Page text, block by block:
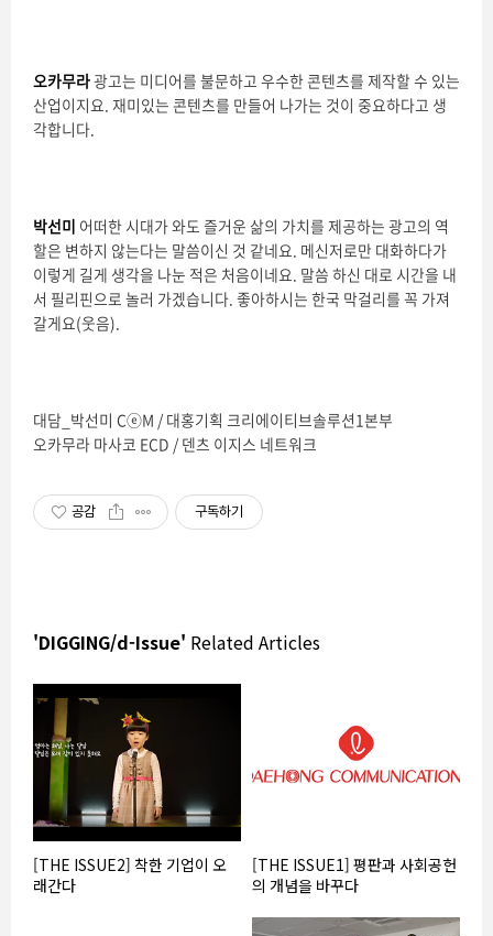
오카무라광고는 미디어를 불문하고 우수한 콘텐츠를 제작할 수 있는
산업이지요. 재미있는 콘텐츠를 만들어 나가는 것이 중요하다고 생
각합니다.
박선미 어떠한 시대가 와도 즐거운 삶의 가치를 제공하는 광고의 역
할은 변하지 않는다는 말씀이신 것 같네요. 메신저로만 대화하다가
이렇게 길게 생각을 나눈 적은 처음이네요. 말씀 하신 대로 시간을 내
서 필리핀으로 놀러 가겠습니다. 좋아하시는 한국 막걸리를 꼭 가져
갈게요(웃음).
대담_박선미 CⓔM / 대홍기획 크리에이티브솔루션1본부
오카무라 마사코 ECD / 덴츠 이지스 네트워크
공감 구독하기
'DIGGING/d-Issue' Related Articles
[THE ISSUE2] 착한 기업이 오
래간다
[THE ISSUE1] 평판과 사회공헌
의 개념을 바꾸다